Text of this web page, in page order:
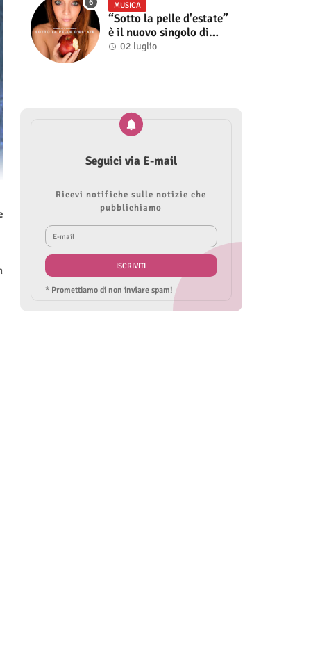
MUSICA
“Sotto la pelle d'estate”
è il nuovo singolo di
Roberta Modìgliani
02 luglio
Seguici via E-mail
Ricevi notifiche sulle notizie che
pubblichiamo
* Promettiamo di non inviare spam!